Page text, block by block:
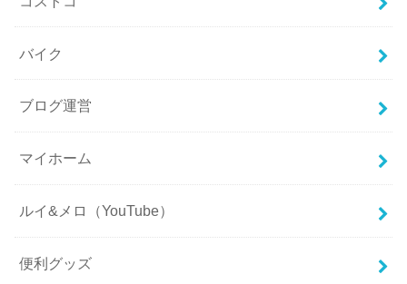
バイク
ブログ運営
マイホーム
ルイ&メロ（YouTube）
便利グッズ